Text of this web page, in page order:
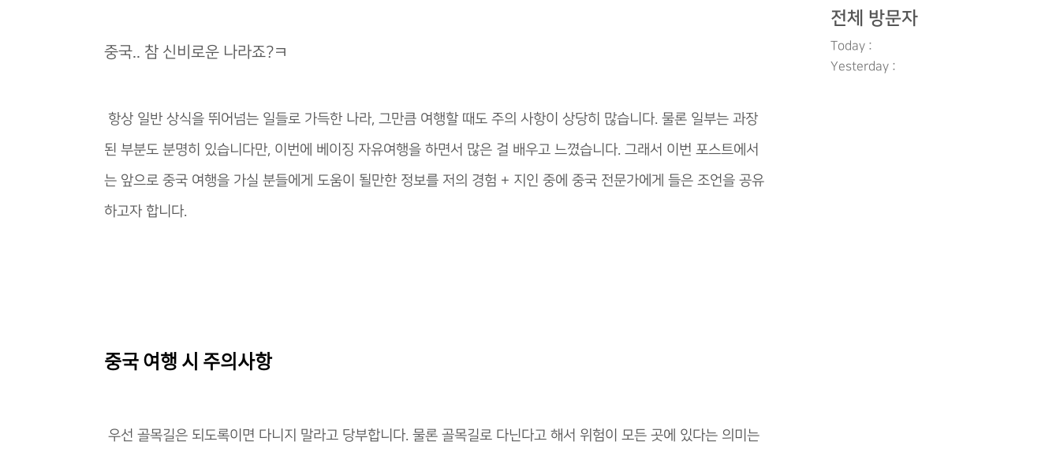
중국.. 참 신비로운 나라죠?ㅋ
항상 일반 상식을 뛰어넘는 일들로 가득한 나라, 그만큼 여행할 때도 주의 사항이 상당히 많습니다. 물론 일부는 과장
된 부분도 분명히 있습니다만, 이번에 베이징 자유여행을 하면서 많은 걸 배우고 느꼈습니다. 그래서 이번 포스트에서
는 앞으로 중국 여행을 가실 분들에게 도움이 될만한 정보를 저의 경험 + 지인 중에 중국 전문가에게 들은 조언을 공유
하고자 합니다.
중국 여행 시 주의사항
우선 골목길은 되도록이면 다니지 말라고 당부합니다. 물론 골목길로 다닌다고 해서 위험이 모든 곳에 있다는 의미는
전체 방문자
Today :
Yesterday :